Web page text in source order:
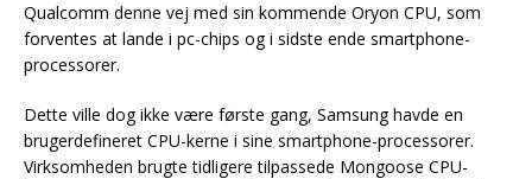
Qualcomm denne vej med sin kommende Oryon CPU, som
forventes at lande i pc-chips og i sidste ende smartphone-
processorer.
Dette ville dog ikke være første gang, Samsung havde en
brugerdefineret CPU-kerne i sine smartphone-processorer.
Virksomheden brugte tidligere tilpassede Mongoose CPU-